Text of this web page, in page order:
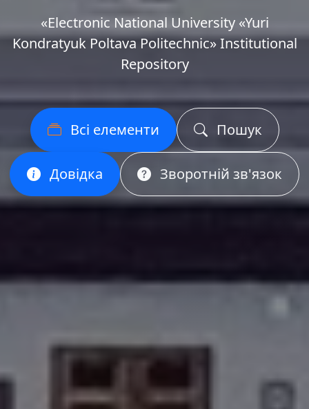
«Еlectronic National University «Yuri
Kondratyuk Poltava Politechnic» Institutional
Repository
Всі елементи Пошук
Довідка Зворотній зв'язок